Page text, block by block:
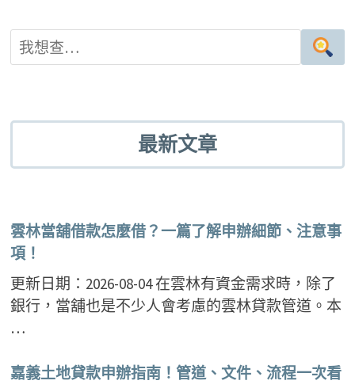
最新文章
雲林當舖借款怎麼借？一篇了解申辦細節、注意事
項！
更新日期：2026-08-04 在雲林有資金需求時，除了
銀行，當舖也是不少人會考慮的雲林貸款管道。本
…
嘉義土地貸款申辦指南！管道、文件、流程一次看